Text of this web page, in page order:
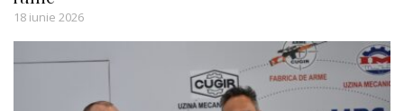
18 iunie 2026